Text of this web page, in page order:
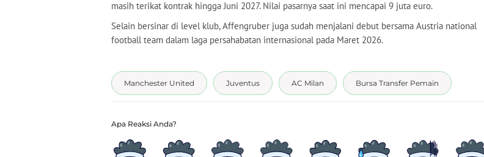
masih terikat kontrak hingga Juni 2027. Nilai pasarnya saat ini mencapai 9 juta euro.
Selain bersinar di level klub, Affengruber juga sudah menjalani debut bersama Austria national
football team dalam laga persahabatan internasional pada Maret 2026.
Manchester United Juventus AC Milan Bursa Transfer Pemain